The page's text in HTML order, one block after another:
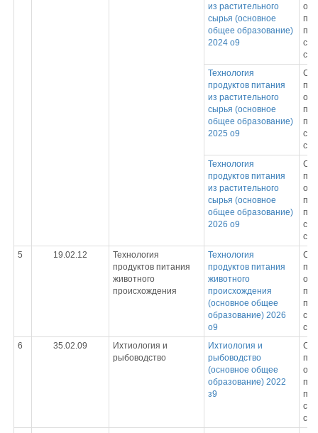
из растительного
сырья (основное
общее образование)
2024 о9
Технология
продуктов питания
из растительного
сырья (основное
общее образование)
2025 о9
Технология
продуктов питания
из растительного
сырья (основное
общее образование)
2026 о9
5
19.02.12
Технология
продуктов питания
животного
происхождения
Технология
продуктов питания
животного
происхождения
(основное общее
образование) 2026
о9
6
35.02.09
Ихтиология и
рыбоводство
Ихтиология и
рыбоводство
(основное общее
образование) 2022
з9